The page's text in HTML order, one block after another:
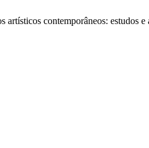
contemporâneos: estudos e